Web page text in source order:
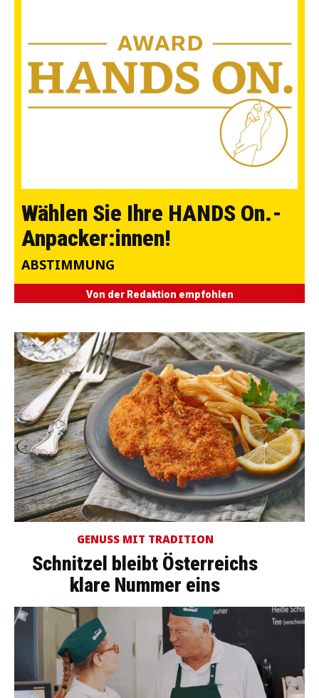
Wählen Sie Ihre HANDS On.-
Anpacker:innen!
ABSTIMMUNG
Von der Redaktion empfohlen
GENUSS MIT TRADITION
Schnitzel bleibt Österreichs
klare Nummer eins